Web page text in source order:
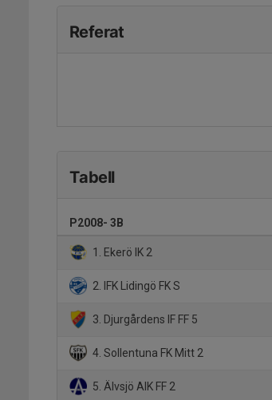
Referat
Tabell
P2008- 3B
1. Ekerö IK 2
2. IFK Lidingö FK S
3. Djurgårdens IF FF 5
4. Sollentuna FK Mitt 2
5. Älvsjö AIK FF 2